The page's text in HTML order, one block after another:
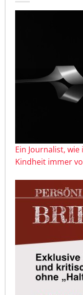
Ein Journalist,
Kindheit immer